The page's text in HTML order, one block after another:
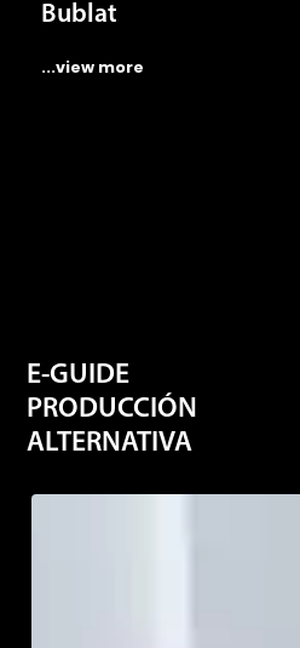
Bublat
...view more
E-GUIDE
PRODUCCIÓN
ALTERNATIVA